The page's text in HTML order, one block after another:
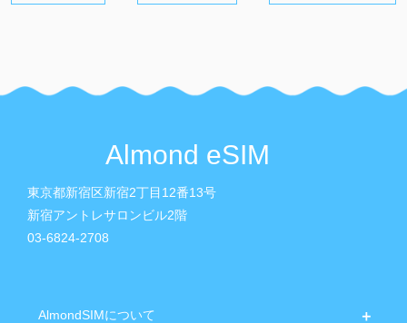
Almond eSIM
東京都新宿区新宿2丁目12番13号
新宿アントレサロンビル2階
03-6824-2708
AlmondSIMについて